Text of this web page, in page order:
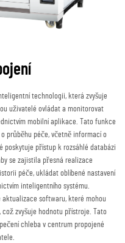
technologii, která zvyšuje
uživatelé ovládat a monitorovat
mobilní aplikace. Tato funkce
průběhu péče, včetně informací o
přístup k rozsáhlé databázi
se zajistila přesná realizace
péče, ukládat oblíbené nastavení
inteligentního systému.
softwaru, které mohou
zvyšuje hodnotu přístroje. Tato
chleba v centrum propojené